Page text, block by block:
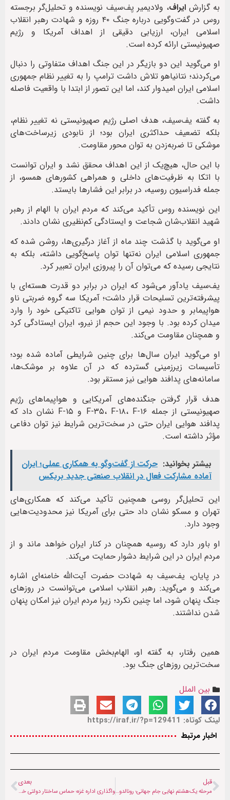
به گزارشایراف، ولادیمیر یِف‌سیف نویسنده و تحلیل‌گر برجسته
روس در گفت‌وگویی درباره جنگ ۴۰ روزه و شهادت رهبر انقلاب
اسلامی ایران، ارزیابی دقیقی از اهداف آمریکا و رژیم
صهیونیستی ارائه کرده است.
او می‌گوید این دو بازیگر در این جنگ اهداف متفاوتی را دنبال
می‌کردند؛ نتانیاهو تلاش داشت ترامپ را به تغییر نظام جمهوری
اسلامی ایران امیدوار کند، اما این تصور از ابتدا با واقعیت فاصله
داشت.
به گفته یف‌سیف، هدف اصلی رژیم صهیونیستی نه تغییر نظام،
بلکه تضعیف حداکثری ایران بود؛ از نابودی زیرساخت‌های
موشکی تا ضربه‌زدن به توان محور مقاومت.
با این حال، هیچ‌یک از این اهداف محقق نشد و ایران توانست
با اتکا به ظرفیت‌های داخلی و همراهی کشورهای همسو، از
جمله فدراسیون روسیه، در برابر این فشارها بایستد.
این نویسنده روس تأکید می‌کند که مردم ایران با الهام از رهبر
شهید انقلاب‌شان شجاعت و ایستادگی کم‌نظیری نشان دادند.
او می‌گوید با گذشت چند ماه از آغاز درگیری‌ها، روشن شده که
جمهوری اسلامی ایران نه‌تنها توان پاسخ‌گویی داشته، بلکه به
نتایجی رسیده که می‌توان آن را پیروزی ایران تعبیر کرد.
یف‌سیف یادآور می‌شود که ایران در برابر دو قدرت هسته‌ای با
پیشرفته‌ترین تسلیحات قرار داشت؛ آمریکا سه گروه ضربتی ناو
هواپیمابر و حدود نیمی از توان هوایی تاکتیکی خود را وارد
میدان کرده بود. با وجود این حجم از نیرو، ایران ایستادگی کرد
و همچنان مقاومت می‌کند.
او می‌گوید ایران سال‌ها برای چنین شرایطی آماده شده بود؛
تأسیسات زیرزمینی گسترده که در آن علاوه بر موشک‌ها،
سامانه‌های پدافند هوایی نیز مستقر بود.
هدف قرار گرفتن جنگنده‌های آمریکایی و هواپیماهای رژیم
صهیونیستی از جمله F‑۳۵، F‑۱۸، F‑۱۶ و F‑۱۵ نشان داد که
پدافند هوایی ایران حتی در سخت‌ترین شرایط نیز توان دفاعی
مؤثر داشته است.
بیشتر بخوانید: حرکت از گفت‌وگو به همکاری عملی؛ ایران
آماده مشارکت فعال در انقلاب صنعتی جدید بریکس
این تحلیل‌گر روسی همچنین تأکید می‌کند که همکاری‌های
تهران و مسکو نشان داد حتی برای آمریکا نیز محدودیت‌هایی
وجود دارد.
او باور دارد که روسیه همچنان در کنار ایران خواهد ماند و از
مردم ایران در این شرایط دشوار حمایت می‌کند.
در پایان، یف‌سیف به شهادت حضرت آیت‌الله خامنه‌ای اشاره
می‌کند و می‌گوید: رهبر انقلاب اسلامی می‌توانست در روزهای
جنگ پنهان شود، اما چنین نکرد؛ زیرا مردم ایران نیز امکان پنهان
شدن نداشتند.
همین رفتار، به گفته او، الهام‌بخش مقاومت مردم ایران در
سخت‌ترین روزهای جنگ بود.
بین الملل
لینک کوتاه: https://iraf.ir/?p=129411
اخبار مرتبط
قبل
مرحله یک‌هشتم نهایی جام جهانی؛ رونالدو حذف شد، بلژیک آمریکا را درهم کوبید
بعدی
واگذاری اداره غزه؛ حماس ساختار دولتی خود را کنار گذاشت